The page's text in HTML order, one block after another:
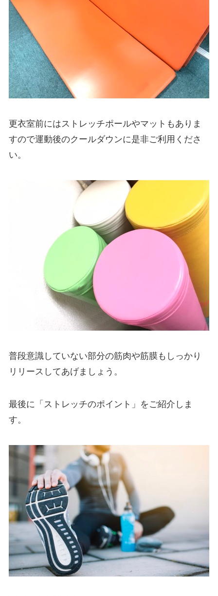
更衣室前にはストレッチポールやマットもありま
すので運動後のクールダウンに是非ご利用くださ
い。
普段意識していない部分の筋肉や筋膜もしっかり
リリースしてあげましょう。
最後に「ストレッチのポイント」をご紹介しま
す。